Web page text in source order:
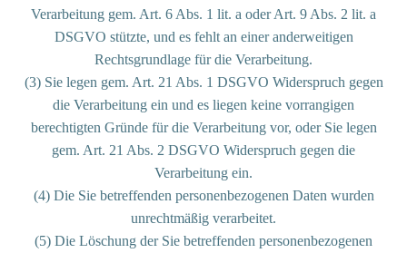
Verarbeitung gem. Art. 6 Abs. 1 lit. a oder Art. 9 Abs. 2 lit. a
DSGVO stützte, und es fehlt an einer anderweitigen
Rechtsgrundlage für die Verarbeitung.
(3) Sie legen gem. Art. 21 Abs. 1 DSGVO Widerspruch gegen
die Verarbeitung ein und es liegen keine vorrangigen
berechtigten Gründe für die Verarbeitung vor, oder Sie legen
gem. Art. 21 Abs. 2 DSGVO Widerspruch gegen die
Verarbeitung ein.
(4) Die Sie betreffenden personenbezogenen Daten wurden
unrechtmäßig verarbeitet.
(5) Die Löschung der Sie betreffenden personenbezogenen